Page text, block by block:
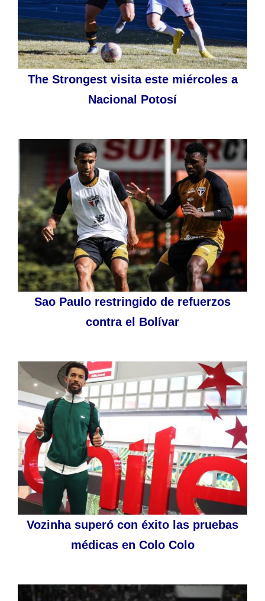
The Strongest visita este miércoles a
Nacional Potosí
Sao Paulo restringido de refuerzos
contra el Bolívar
Vozinha superó con éxito las pruebas
médicas en Colo Colo